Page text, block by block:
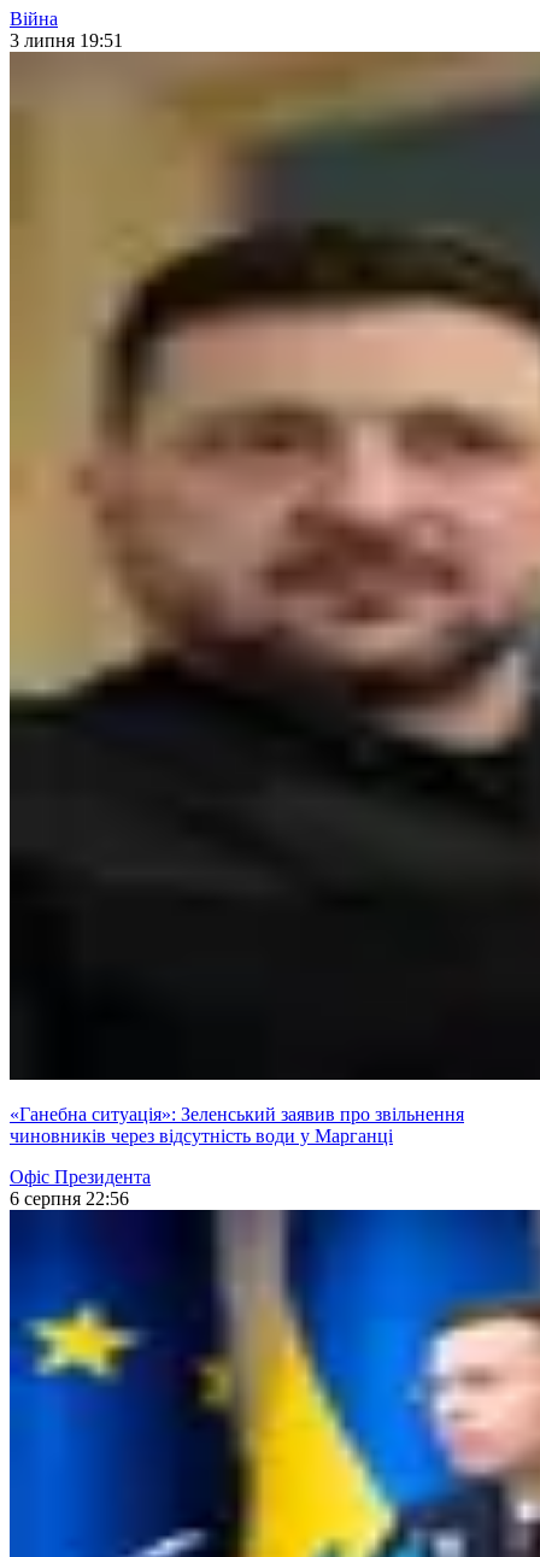
Війна
3 липня 19:51
«Ганебна ситуація»: Зеленський заявив про звільнення
чиновників через відсутність води у Марганці
Офіс Президента
6 серпня 22:56